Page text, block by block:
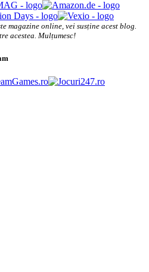
magazine online, vei susține acest blog.
acestea. Mulțumesc!